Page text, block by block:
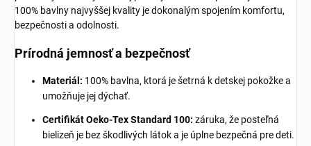
100% bavlny najvyššej kvality je dokonalým spojením komfortu,
bezpečnosti a odolnosti.
Prírodná jemnosť a bezpečnosť
Materiál: 100% bavlna, ktorá je šetrná k detskej pokožke a
umožňuje jej dýchať.
Certifikát Oeko-Tex Standard 100: záruka, že posteľná
bielizeň je bez škodlivých látok a je úplne bezpečná pre deti.